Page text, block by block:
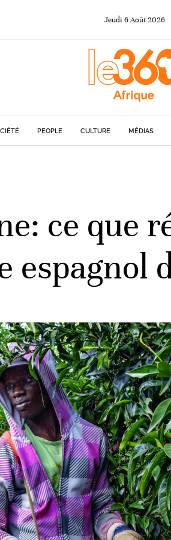
Jeudi 6Août 2026
PEOPLE CULTURE MÉDIAS
ce que
espagnol